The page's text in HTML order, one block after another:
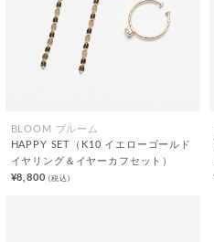
BLOOM ブルーム
HAPPY SET（K10 イエローゴールド
イヤリング＆イヤーカフセット）
¥8,800(税込)